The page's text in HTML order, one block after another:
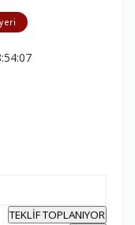
TEKLİF TOPLANIYOR